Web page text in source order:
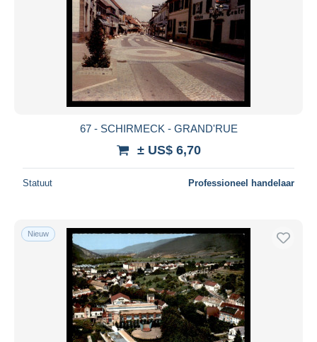
67 - SCHIRMECK - GRAND'RUE
± US$ 6,70
Statuut Professioneel handelaar
Nieuw